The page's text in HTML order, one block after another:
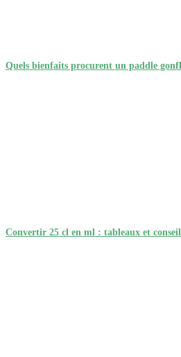
Quels bienfaits procurent un paddle
Convertir 25 cl en ml : tableaux et